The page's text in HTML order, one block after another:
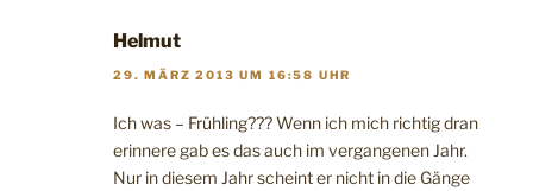
Helmut
29. MÄRZ 2013 UM 16:58 UHR
Ich was – Frühling??? Wenn ich mich richtig dran
erinnere gab es das auch im vergangenen Jahr.
Nur in diesem Jahr scheint er nicht in die Gänge